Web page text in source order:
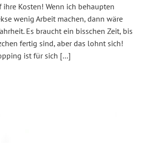
Kosten! Wenn ich behaupten
wenig Arbeit machen, dann wäre
Es braucht ein bisschen Zeit, bis
fertig sind, aber das lohnt sich!
ist für sich […]